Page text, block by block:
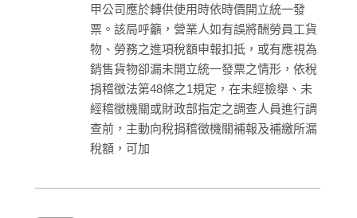
甲公司應於轉供使用時依時價開立統一發
票。該局呼籲，營業人如有誤將酬勞員工貨
物、勞務之進項稅額申報扣抵，或有應視為
銷售貨物卻漏未開立統一發票之情形，依稅
捐稽徵法第48條之1規定，在未經檢舉、未
經稽徵機關或財政部指定之調查人員進行調
查前，主動向稅捐稽徵機關補報及補繳所漏
稅額，可加